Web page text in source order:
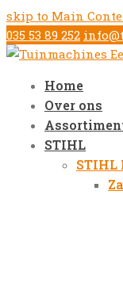
skip to Main
035 53 89 252
Home
Over ons
STIHL
STIHL